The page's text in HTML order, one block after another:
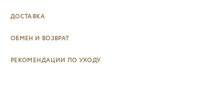
ДОСТАВКА
ОБМЕН И ВОЗВРАТ
РЕКОМЕНДАЦИИ ПО УХОДУ